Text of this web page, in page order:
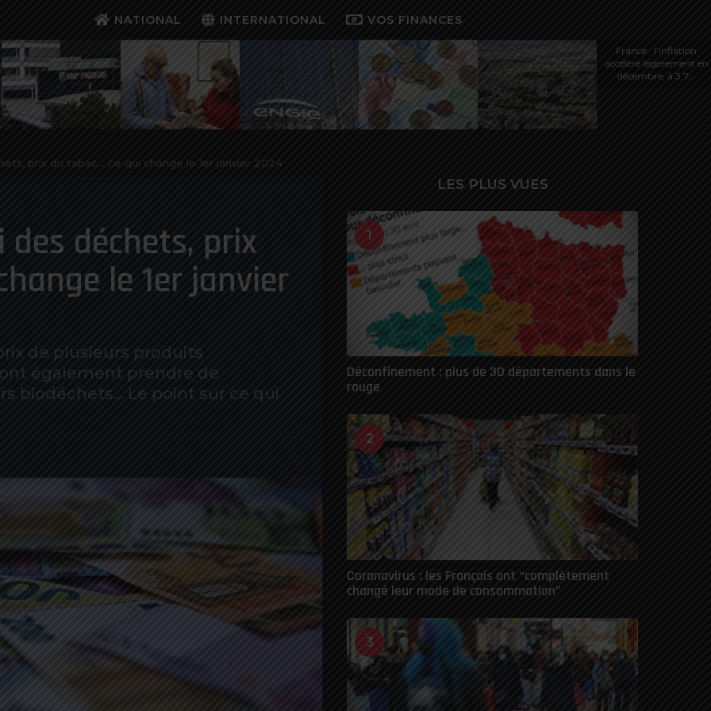
NATIONAL INTERNATIONAL VOS FINANCES
France : l’inflation
accélère légèrement en
décembre, à 3,7...
prix du tabac… ce qui change le 1er janvier 2024
déchets, prix
le 1er janvier
de plusieurs produits
également prendre de
biodéchets… Le point sur ce qui
LES PLUS VUES
1
Déconfinement : plus de 30 départements dans le
rouge
2
Coronavirus : les Français ont “complètement
changé leur mode de consommation”
3